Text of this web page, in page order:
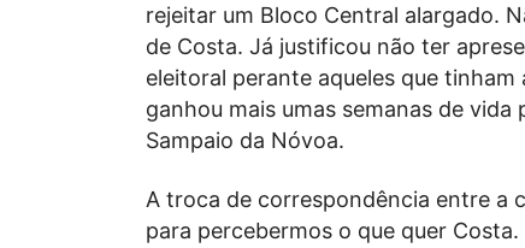
rejeitar um Bloco Central alargado.
de Costa. Já justificou não ter
eleitoral perante aqueles que
ganhou mais umas semanas de
Sampaio da Nóvoa.
A troca de correspondência entre a
para percebermos o que quer